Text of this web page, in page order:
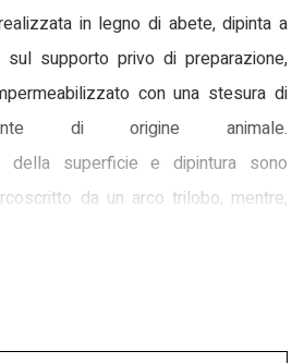
in legno di abete, dipinta a
sul supporto privo di preparazione,
con una stesura di
di origine animale.
della superficie e dipintura sono
da un arco trilobo, mentre,
esso, la tavoletta è lasciata ‘al